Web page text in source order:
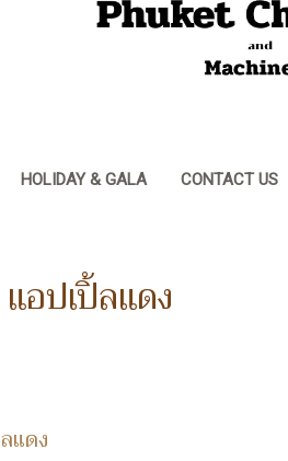
HOLIDAY & GALA CONTACT US
อปเปิ้ลแดง
แดง